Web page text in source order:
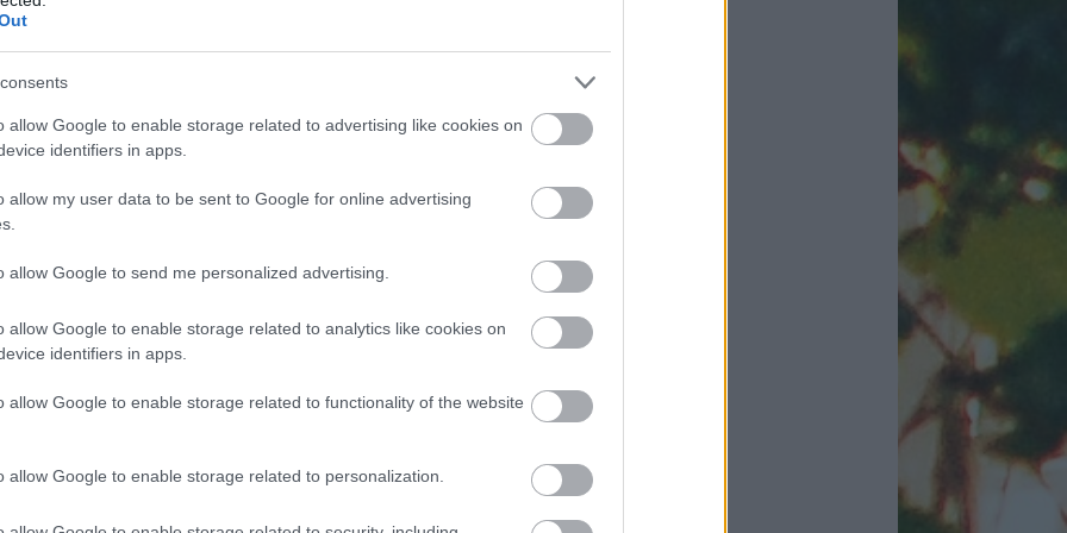
allow Google to enable storage related to advertising like cookies on
identifiers in apps.
allow my user data to be sent to Google for online advertising
allow Google to send me personalized advertising.
allow Google to enable storage related to analytics like cookies on
identifiers in apps.
allow Google to enable storage related to functionality of the website
allow Google to enable storage related to personalization.
A lányommal együtt.
festünk. És ha már ennyire belejöttünk az őszi
faleveleket ragasztottunk, akkor úgy gondoltam,
a WC papír guriga! Hiszen készült
róka és mókus.
TOVÁBB
Szólj hozzá!
festék önkifejezés tenyér koordináció finommotorika